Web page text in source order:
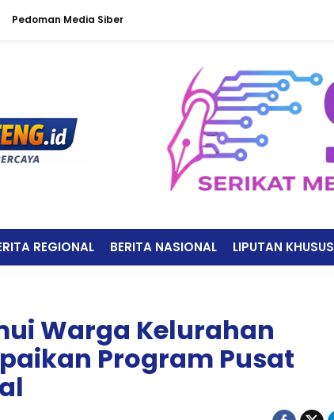
Pedoman Media Siber
REGIONAL BERITA NASIONAL LIPUTAN KHUSUS
Warga Kelurahan
Program Pusat